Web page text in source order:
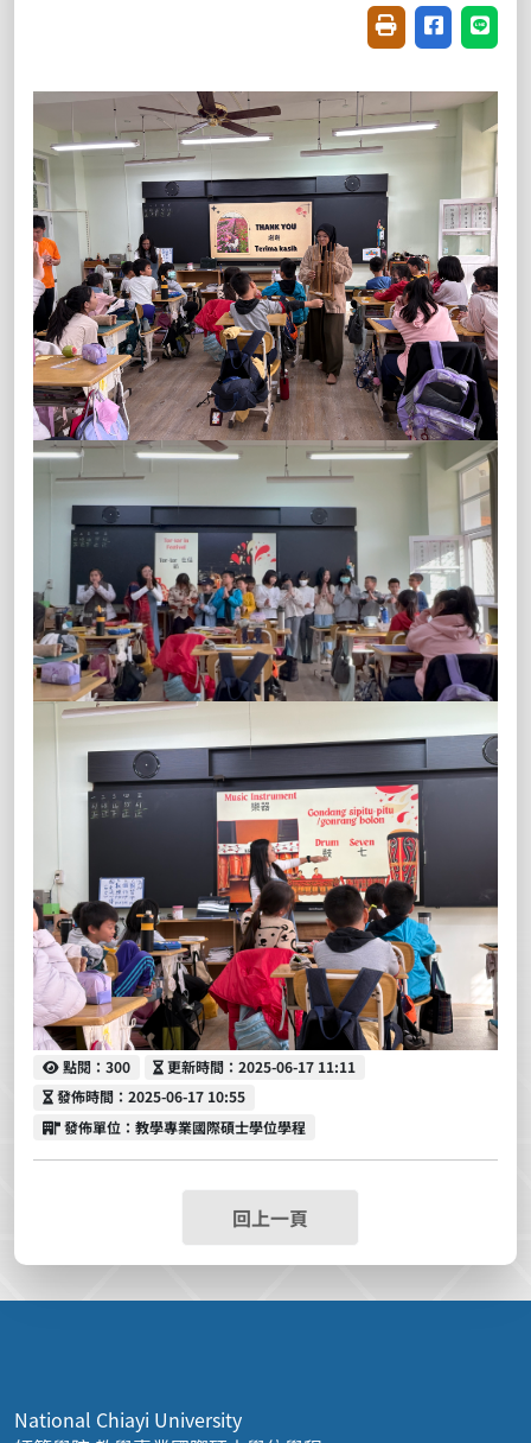
友善列印(開新視
分享至臉書
分享
點閱
點閱：300 更新時間
更新時間：2025-06-17 11:11
發佈時間
發佈時間：2025-06-17 10:55
發佈單位
發佈單位：教學專業國際碩士學位學程
回上一頁
National Chiayi University